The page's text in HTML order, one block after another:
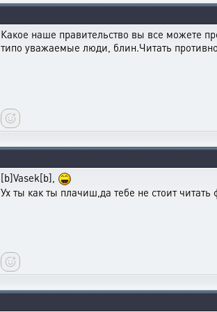
Какое наше правительство вы все можете
типо уважаемые люди, блин.Читать
[b]Vasek[b],
Ух ты как ты плачиш,да тебе не стоит